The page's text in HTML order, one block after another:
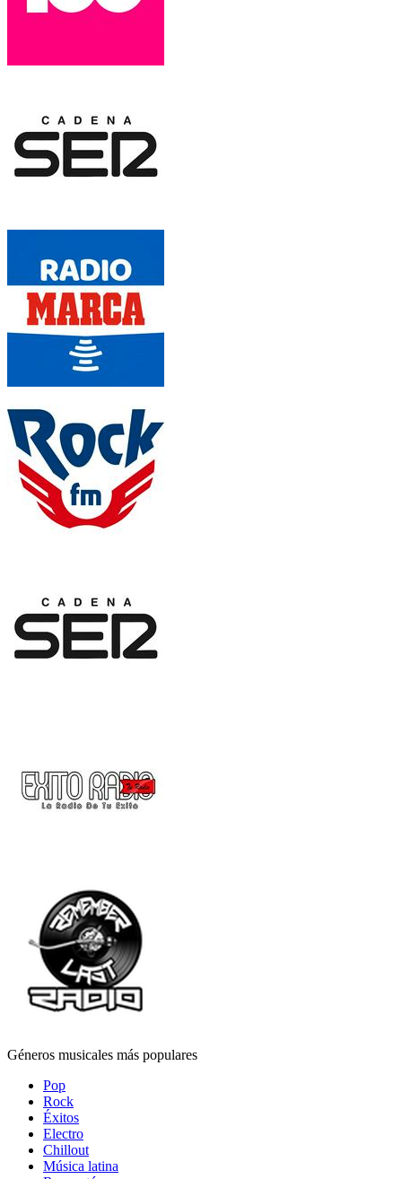
Géneros musicales más populares
Pop
Rock
Éxitos
Electro
Chillout
Música latina